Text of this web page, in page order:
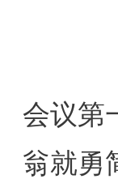
会议第
翁就勇